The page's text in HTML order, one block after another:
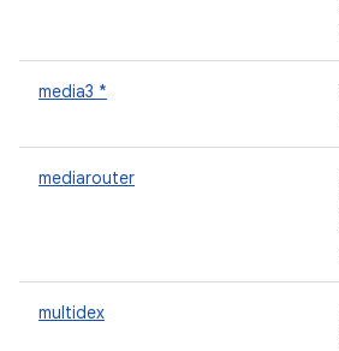
media3 *
mediarouter
multidex